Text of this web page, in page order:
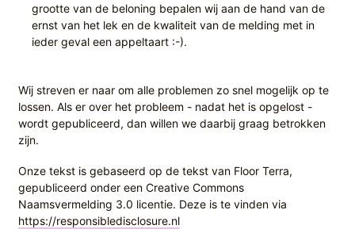
grootte van de beloning bepalen wij aan de hand van de
ernst van het lek en de kwaliteit van de melding met in
ieder geval een appeltaart :-).
Wij streven er naar om alle problemen zo snel mogelijk op te
lossen. Als er over het probleem - nadat het is opgelost -
wordt gepubliceerd, dan willen we daarbij graag betrokken
zijn.
Onze tekst is gebaseerd op de tekst van Floor Terra,
gepubliceerd onder een Creative Commons
Naamsvermelding 3.0 licentie. Deze is te vinden via
https://responsibledisclosure.nl